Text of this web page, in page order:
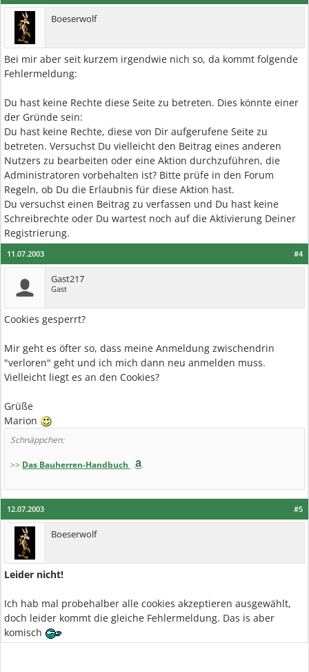
Boeserwolf
Bei mir aber seit kurzem irgendwie nich so, da kommt folgende
Fehlermeldung:
Du hast keine Rechte diese Seite zu betreten. Dies könnte einer
der Gründe sein:
Du hast keine Rechte, diese von Dir aufgerufene Seite zu
betreten. Versuchst Du vielleicht den Beitrag eines anderen
Nutzers zu bearbeiten oder eine Aktion durchzuführen, die
Administratoren vorbehalten ist? Bitte prüfe in den Forum
Regeln, ob Du die Erlaubnis für diese Aktion hast.
Du versuchst einen Beitrag zu verfassen und Du hast keine
Schreibrechte oder Du wartest noch auf die Aktivierung Deiner
Registrierung.
#4
11.07.2003
Gast217
Gast
Cookies gesperrt?
Mir geht es öfter so, dass meine Anmeldung zwischendrin
"verloren" geht und ich mich dann neu anmelden muss.
Vielleicht liegt es an den Cookies?
Grüße
Marion
Schnäppchen:
>> Das Bauherren-Handbuch
#5
12.07.2003
Boeserwolf
Leider nicht!
Ich hab mal probehalber alle cookies akzeptieren ausgewählt,
doch leider kommt die gleiche Fehlermeldung. Das is aber
komisch